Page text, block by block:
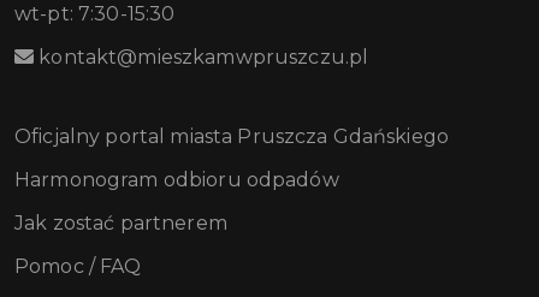
wt-pt: 7:30-15:30
kontakt@mieszkamwpruszczu.pl
Oficjalny portal miasta Pruszcza Gdańskiego
Harmonogram odbioru odpadów
Jak zostać partnerem
Pomoc / FAQ